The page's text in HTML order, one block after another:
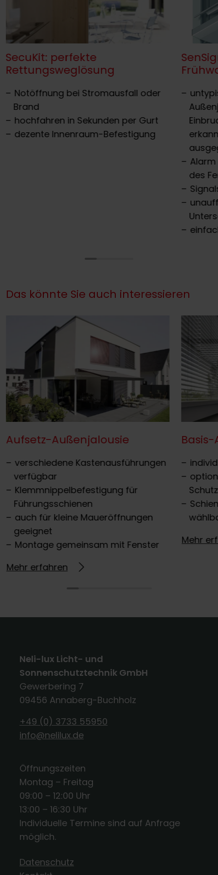
SecuKit: perfekte
Rettungsweglösung
Notöffnung bei Stromausfall oder
Brand
hochfahren in Sekunden per Gurt
dezente Innenraum-Befestigung
des
Das könnte Sie auch interessieren
Aufsetz-Außenjalousie
verschiedene Kastenausführungen
verfügbar
Klemmnippelbefestigung für
Führungsschienen
auch für kleine Maueröffnungen
geeignet
Montage gemeinsam mit Fenster
Mehr erfahren
Schutz
Mehr
Neli-lux Licht- und
Sonnenschutztechnik GmbH
Gewerbering 7
09456 Annaberg-Buchholz
+49 (0) 3733 55950
info@nelilux.de
Öffnungszeiten
Montag – Freitag
09:00 – 12:00 Uhr
13:00 – 16:30 Uhr
Individuelle Termine sind auf Anfrage
möglich.
Datenschutz